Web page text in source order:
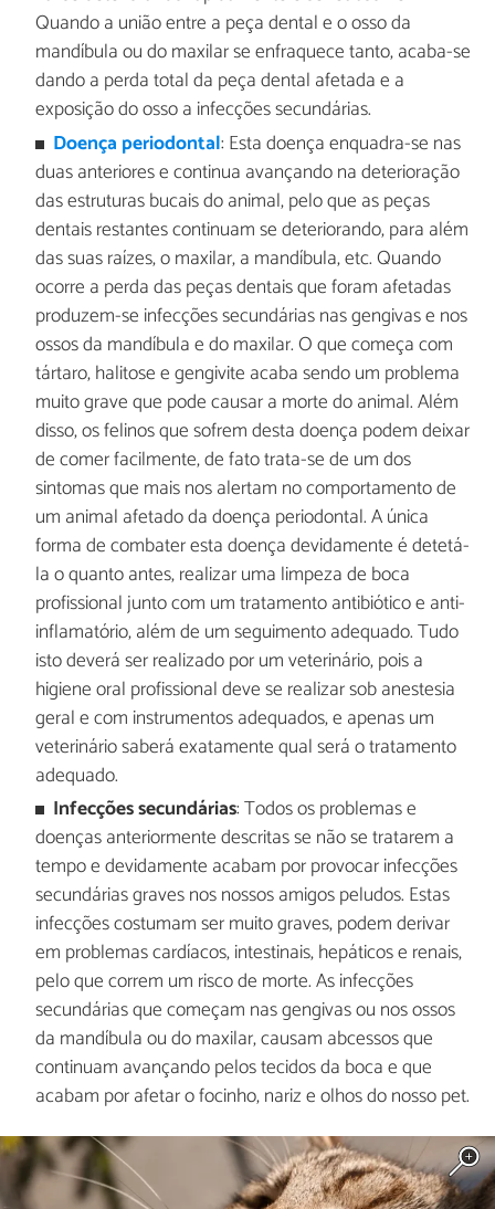
Quando a união entre a peça dental e o osso da
mandíbula ou do maxilar se enfraquece tanto, acaba-se
dando a perda total da peça dental afetada e a
exposição do osso a infecções secundárias.
Doença periodontal: Esta doença enquadra-se nas
duas anteriores e continua avançando na deterioração
das estruturas bucais do animal, pelo que as peças
dentais restantes continuam se deteriorando, para além
das suas raízes, o maxilar, a mandíbula, etc. Quando
ocorre a perda das peças dentais que foram afetadas
produzem-se infecções secundárias nas gengivas e nos
ossos da mandíbula e do maxilar. O que começa com
tártaro, halitose e gengivite acaba sendo um problema
muito grave que pode causar a morte do animal. Além
disso, os felinos que sofrem desta doença podem deixar
de comer facilmente, de fato trata-se de um dos
sintomas que mais nos alertam no comportamento de
um animal afetado da doença periodontal. A única
forma de combater esta doença devidamente é detetá-
la o quanto antes, realizar uma limpeza de boca
profissional junto com um tratamento antibiótico e anti-
inflamatório, além de um seguimento adequado. Tudo
isto deverá ser realizado por um veterinário, pois a
higiene oral profissional deve se realizar sob anestesia
geral e com instrumentos adequados, e apenas um
veterinário saberá exatamente qual será o tratamento
adequado.
Infecções secundárias: Todos os problemas e
doenças anteriormente descritas se não se tratarem a
tempo e devidamente acabam por provocar infecções
secundárias graves nos nossos amigos peludos. Estas
infecções costumam ser muito graves, podem derivar
em problemas cardíacos, intestinais, hepáticos e renais,
pelo que correm um risco de morte. As infecções
secundárias que começam nas gengivas ou nos ossos
da mandíbula ou do maxilar, causam abcessos que
continuam avançando pelos tecidos da boca e que
acabam por afetar o focinho, nariz e olhos do nosso pet.